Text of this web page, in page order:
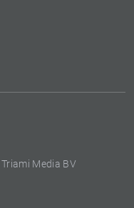
Media BV